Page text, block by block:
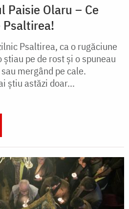
Paisie Olaru – Ce
Psaltirea, ca o rugăciune
pe de rost şi o spuneau
mergând pe cale.
ştiu astăzi doar...